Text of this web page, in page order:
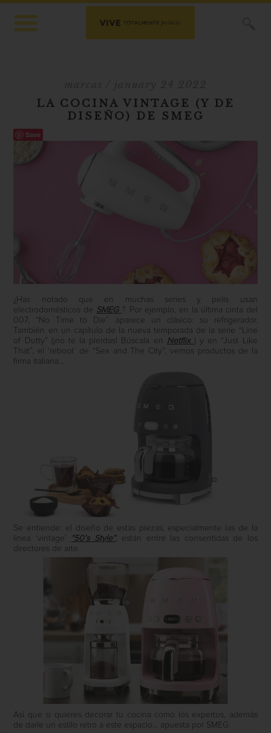
LA COCINA VINTAGE (Y DE
DISEÑO) DE SMEG
Save
¿Has notado que en muchas series y pelis usan
electrodomésticos de SMEG
? Por ejemplo, en la última cinta del
007, “No Time to Die” aparece un clásico: su refrigerador.
También en un capítulo de la nueva temporada de la serie “Line
of Dutty” (¡no te la pierdas! Búscala en Netflix
) y en “Just Like
That”, el ‘reboot’ de “Sex and The City”, vemos productos de la
firma italiana…
Se entiende: el diseño de estas piezas, especialmente las de la
linea ‘vintage’
“50’s Style”, están entre las consentidas de los
directores de arte.
Así que si quieres decorar tu cocina como los expertos, además
de darle un estilo retro a este espacio… apuesta por SMEG.